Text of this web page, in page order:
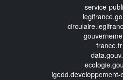
service-
france.fr
igedd.developpement-